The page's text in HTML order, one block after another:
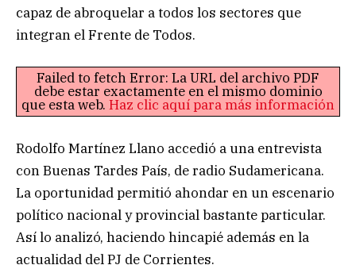
capaz de abroquelar a todos los sectores que
integran el Frente de Todos.
Failed to fetch Error: La URL del archivo PDF
debe estar exactamente en el mismo dominio
que esta web. Haz clic aquí para más información
Rodolfo Martínez Llano accedió a una entrevista
con Buenas Tardes País, de radio Sudamericana.
La oportunidad permitió ahondar en un escenario
político nacional y provincial bastante particular.
Así lo analizó, haciendo hincapié además en la
actualidad del PJ de Corrientes.